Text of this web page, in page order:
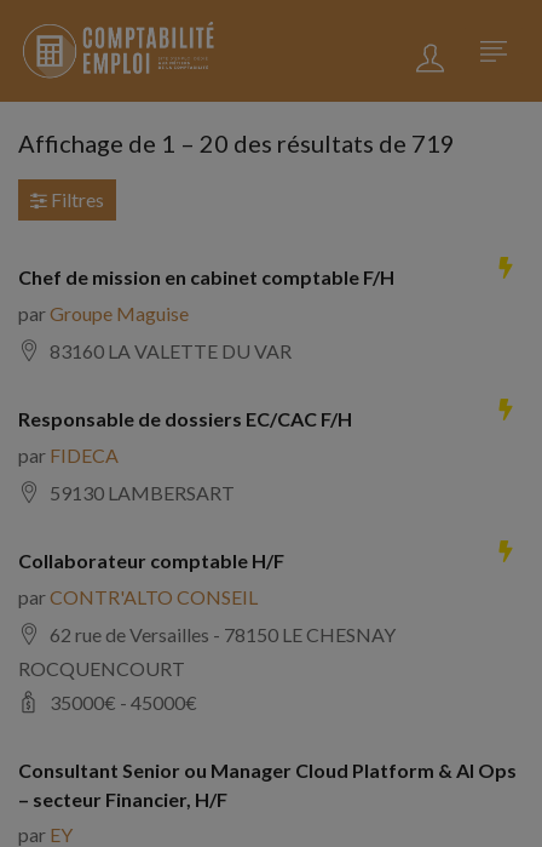
Affichage de 1 – 20 des résultats de 719
Filtres
Chef de mission en cabinet comptable F/H
parGroupe Maguise
83160 LA VALETTE DU VAR
Responsable de dossiers EC/CAC F/H
par FIDECA
59130 LAMBERSART
Collaborateur comptable H/F
parCONTR'ALTO CONSEIL
62 rue de Versailles - 78150 LE CHESNAY
ROCQUENCOURT
35000€ - 45000€
Consultant Senior ou Manager Cloud Platform & AI Ops
– secteur Financier, H/F
par EY